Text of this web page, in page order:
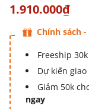
1.910.000₫
Chính sách
Freeship
Dự kiến
Giảm 50k
ngay